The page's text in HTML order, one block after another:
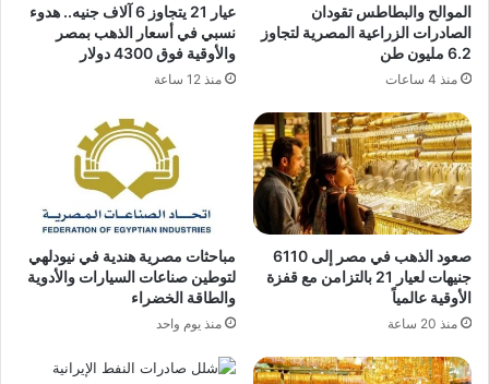
الموالح والبطاطس تقودان
الصادرات الزراعية المصرية لتجاوز
6.2 مليون طن
منذ 4 ساعات
عيار 21 يتجاوز 6 آلاف جنيه.. هدوء
نسبي في أسعار الذهب بمصر
والأوقية فوق 4300 دولار
منذ 12 ساعة
صعود الذهب في مصر إلى 6110
جنيهات لعيار 21 بالتزامن مع قفزة
الأوقية عالمياً
منذ 20 ساعة
مباحثات مصرية هندية في نيودلهي
لتوطين صناعات السيارات والأدوية
والطاقة الخضراء
منذ يوم واحد